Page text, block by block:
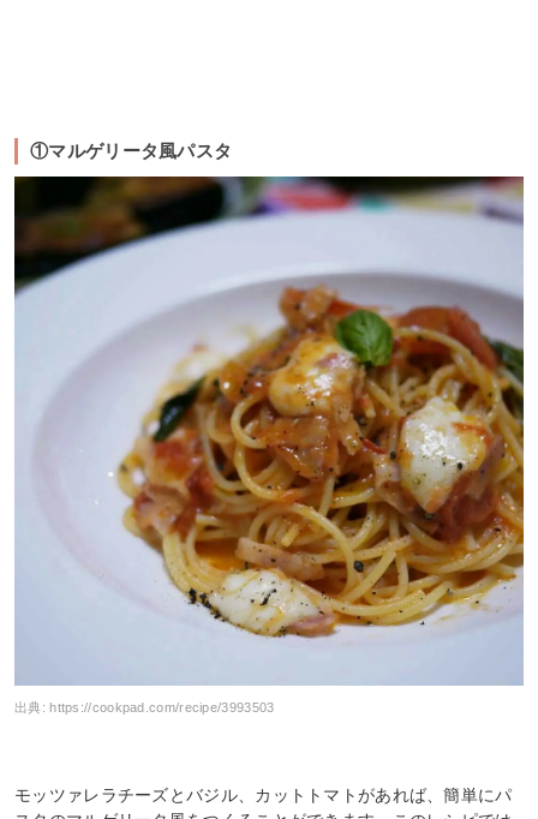
①マルゲリータ風パスタ
出典: https://cookpad.com/recipe/3993503
モッツァレラチーズとバジル、カットトマトがあれば、簡単にパ